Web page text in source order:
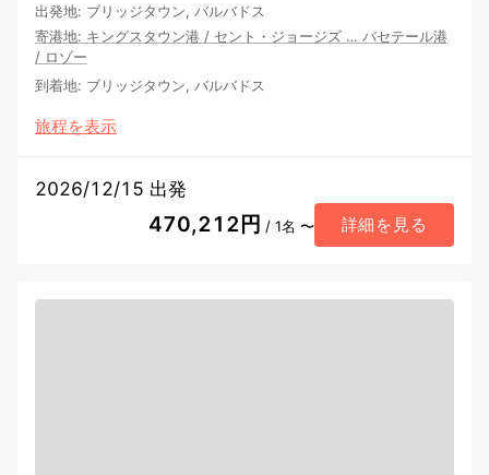
出発地: ブリッジタウン, バルバドス
寄港地: キングスタウン港 / セント・ジョージズ … バセテール港
/ ロゾー
到着地: ブリッジタウン, バルバドス
旅程を表示
2026/12/15 出発
470,212円 / 1名 〜 詳細を見る